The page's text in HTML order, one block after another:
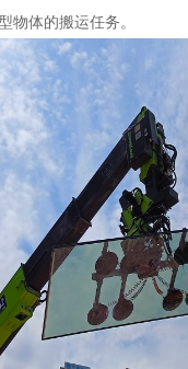
物体的搬运任务。